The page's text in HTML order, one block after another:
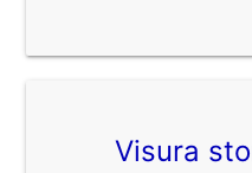
Visura